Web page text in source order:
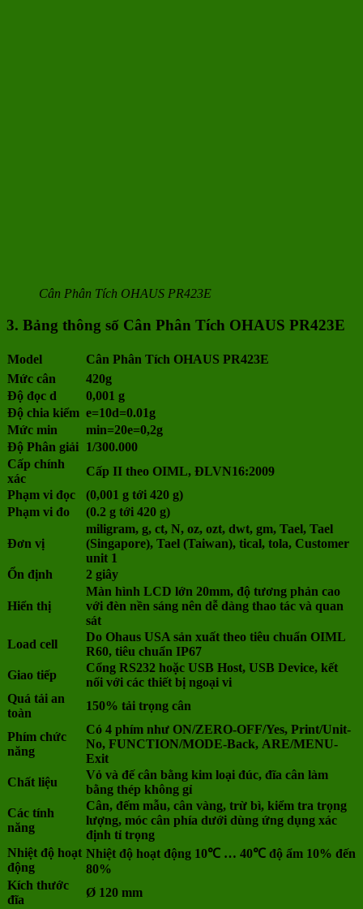
Cân Phân Tích OHAUS PR423E
3. Bảng thông số Cân Phân Tích OHAUS PR423E
Model
Cân Phân Tích OHAUS PR423E
Mức cân
420g
Độ đọc d
0,001 g
Độ chia kiểm e=10d=0.01g
Mức min
min=20e=0,2g
Độ Phân giải 1/300.000
Cấp chính
xác
Cấp II theo OIML, ĐLVN16:2009
Phạm vi đọc
(0,001 g tới 420 g)
Phạm vi đo
(0.2 g tới 420 g)
Đơn vị
miligram, g, ct, N, oz, ozt, dwt, gm, Tael, Tael
(Singapore), Tael (Taiwan), tical, tola, Customer
unit 1
Ổn định
2 giây
Hiển thị
Màn hình LCD lớn 20mm, độ tương phản cao
với đèn nền sáng nên dễ dàng thao tác và quan
sát
Load cell
Do Ohaus USA sản xuất theo tiêu chuẩn OIML
R60, tiêu chuẩn IP67
Giao tiếp
Cổng RS232 hoặc USB Host, USB Device, kết
nối với các thiết bị ngoại vi
Quá tải an
toàn
150% tải trọng cân
Phím chức
năng
Có 4 phím như ON/ZERO-OFF/Yes, Print/Unit-
No, FUNCTION/MODE-Back, ARE/MENU-
Exit
Chất liệu
Vỏ và đế cân bằng kim loại đúc, đĩa cân làm
bằng thép không gỉ
Các tính
năng
Cân, đếm mẫu, cân vàng, trừ bì, kiểm tra trọng
lượng, móc cân phía dưới dùng ứng dụng xác
định tỉ trọng
Nhiệt độ hoạt
động
Nhiệt độ hoạt động 10℃ … 40℃ độ ẩm 10% đến
80%
Kích thước
đĩa
Ø 120 mm